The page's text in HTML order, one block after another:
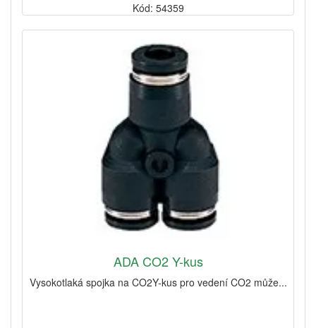
Kód: 54359
ADA CO2 Y-kus
Vysokotlaká spojka na CO2Y-kus pro vedení CO2 může...